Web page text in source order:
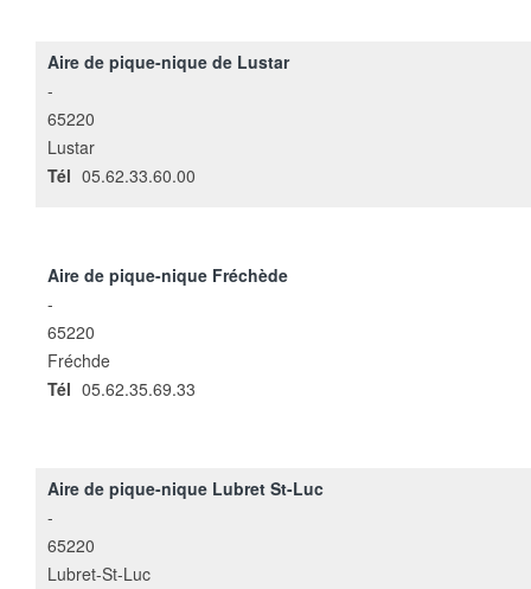
Aire de pique-nique de Lustar
-
65220
Lustar
Tél 05.62.33.60.00
Aire de pique-nique Fréchède
-
65220
Fréchde
Tél 05.62.35.69.33
Aire de pique-nique Lubret St-Luc
-
65220
Lubret-St-Luc